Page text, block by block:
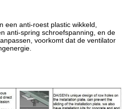
een anti-roest plastic wikkeld,
anti-spring schroefspanning, en de
voorkomt dat de ventilator